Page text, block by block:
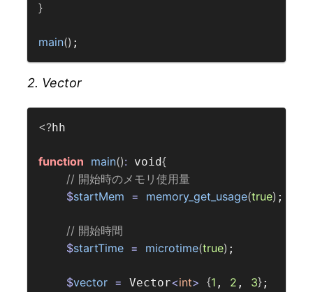
}
main()
2. Vector
<?hh
function main(): void{
// 開始時のメモリ使用量
$startMem = memory_get_usage(true) ;
// 開始時間
$startTime = microtime(true) ;
$vector = Vector<int> {1 , 2 , 3};